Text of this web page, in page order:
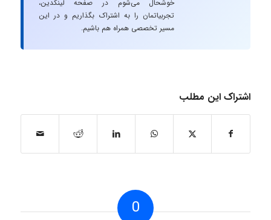
خوشحال می‌شوم در صفحه لینکدین،
تجربیاتمان را به اشتراک بگذاریم و در این
مسیر تخصصی همراه هم باشیم.
اشتراک این مطلب
0